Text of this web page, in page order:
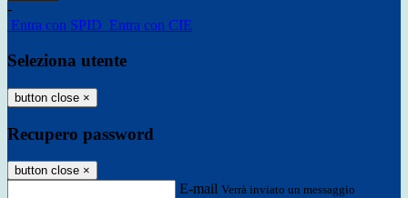
-
Entra con SPID Entra con CIE
Seleziona utente
button close ×
Recupero password
button close ×
E-mail Verrà inviato un messaggio